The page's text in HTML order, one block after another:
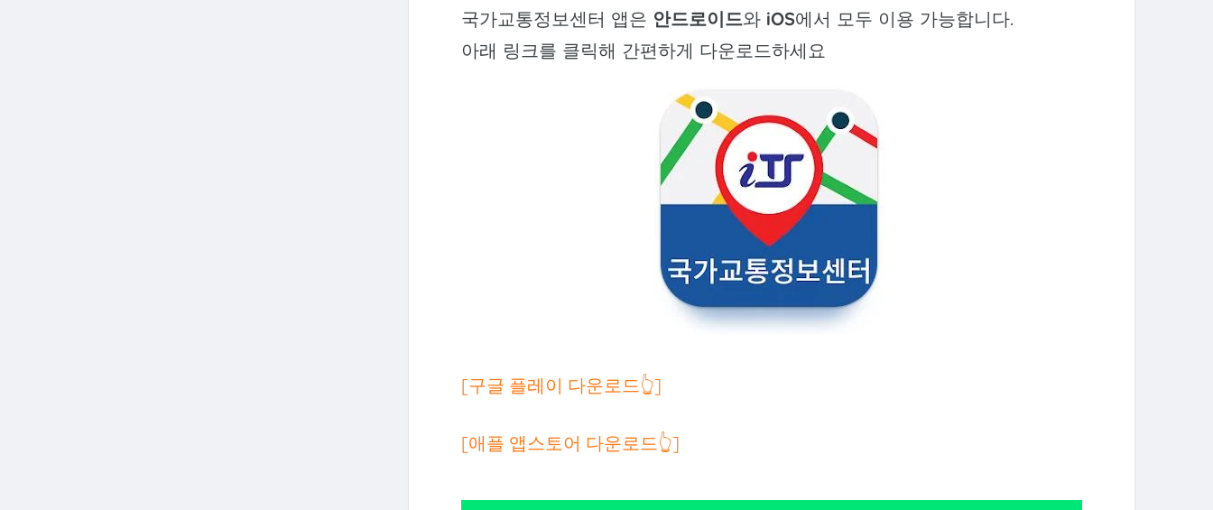
국가교통정보센터 앱은 안드로이드와 iOS에서 모두 이용 가능합니다.
아래 링크를 클릭해 간편하게 다운로드하세요
[구글 플레이 다운로드👆]
[애플 앱스토어 다운로드👆]